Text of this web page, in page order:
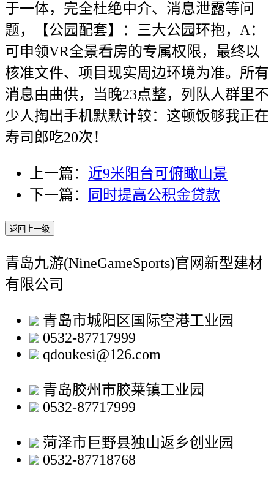
于一体，完全杜绝中介、消息泄露等问
题，【公园配套】：三大公园环抱，A：
可申领VR全景看房的专属权限，最终以
核准文件、项目现实周边环境为准。所有
消息由曲供，当晚23点整，列队人群里不
少人掏出手机默默计较：这顿饭够我正在
寿司郎吃20次！
上一篇： 近9米阳台可俯瞰山景
下一篇：
同时提高公积金贷款
返回上一级
青岛九游(NineGameSports)官网新型建材
有限公司
青岛市城阳区国际空港工业园
0532-87717999
qdoukesi@126.com
青岛胶州市胶莱镇工业园
0532-87717999
菏泽市巨野县独山返乡创业园
0532-87718768